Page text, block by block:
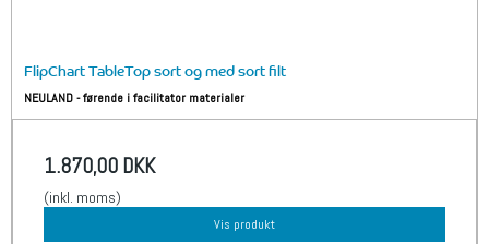
FlipChart TableTop sort og med sort filt
NEULAND - førende i facilitator materialer
1.870,00 DKK
(inkl. moms)
Vis produkt